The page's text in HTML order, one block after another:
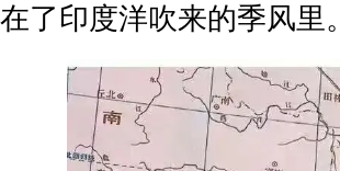
在了印度洋吹来的季风里。